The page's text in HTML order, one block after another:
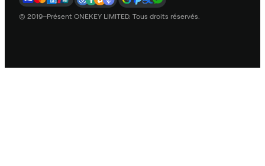
© 2019–Présent ONEKEY LIMITED. Tous droits réservés.